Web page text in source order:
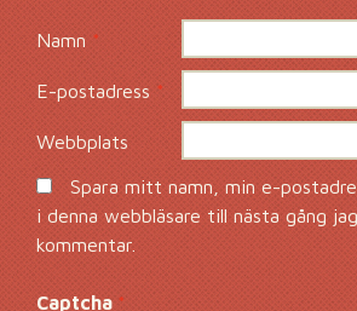
Namn*
E-postadress*
Webbplats
Spara mitt namn, min e-
i denna webbläsare till nästa gång
kommentar.
Captcha*